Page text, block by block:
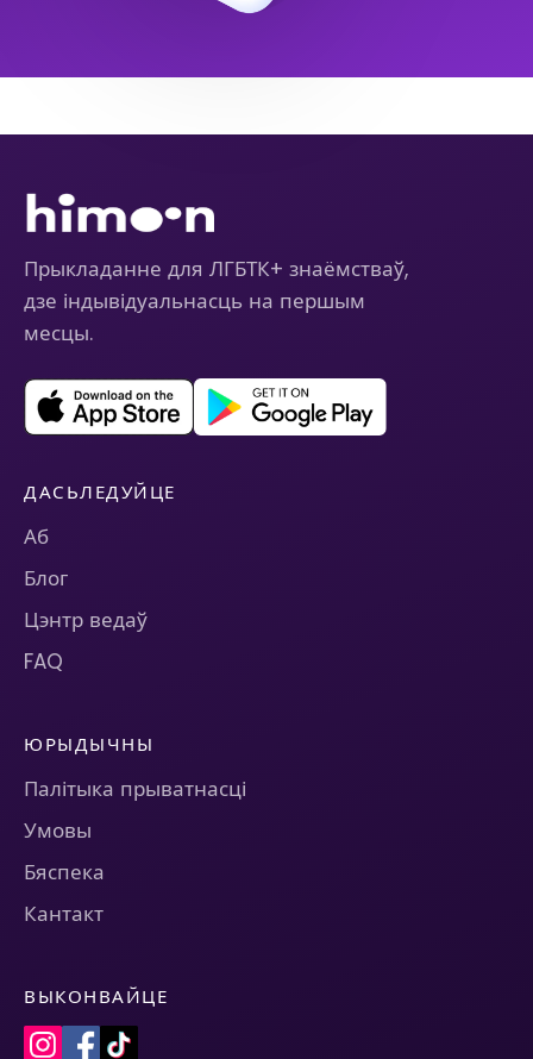
Прыкладанне для ЛГБТК+ знаёмстваў,
дзе індывідуальнасць на першым
месцы.
ДАСЬЛЕДУЙЦЕ
Аб
Блог
Цэнтр ведаў
FAQ
ЮРЫДЫЧНЫ
Палітыка прыватнасці
Умовы
Бяспека
Кантакт
ВЫКОНВАЙЦЕ